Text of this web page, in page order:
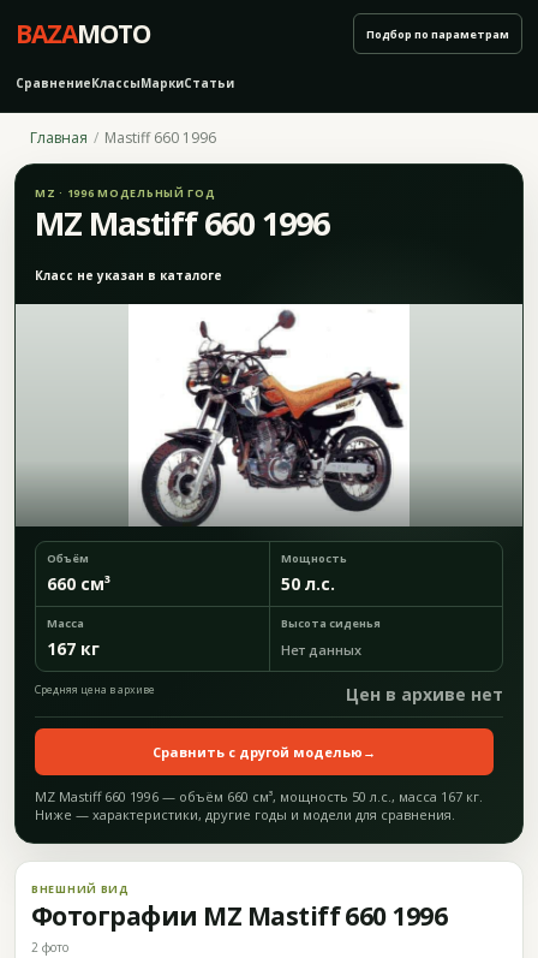
BAZAMOTO
СравнениеКлассыМаркиСтатьи
Подбор по параметрам
Главная Mastiff 660 1996
MZ · 1996 МОДЕЛЬНЫЙ ГОД
MZ Mastiff 660 1996
Класс не указан в каталоге
Объём
660 см³
Мощность
50 л.с.
Масса
167 кг
Высота сиденья
Нет данных
Средняя цена в архиве Цен в архиве нет
Сравнить с другой моделью →
MZ Mastiff 660 1996 — объём 660 см³, мощность 50 л.с., масса 167 кг.
Ниже — характеристики, другие годы и модели для сравнения.
ВНЕШНИЙ ВИД
Фотографии MZ Mastiff 660 1996
2 фото